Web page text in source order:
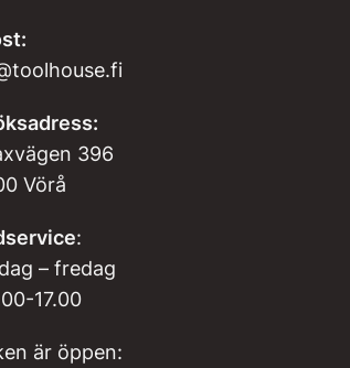
396
Vörå
:
– fredag
17.00
är öppen: